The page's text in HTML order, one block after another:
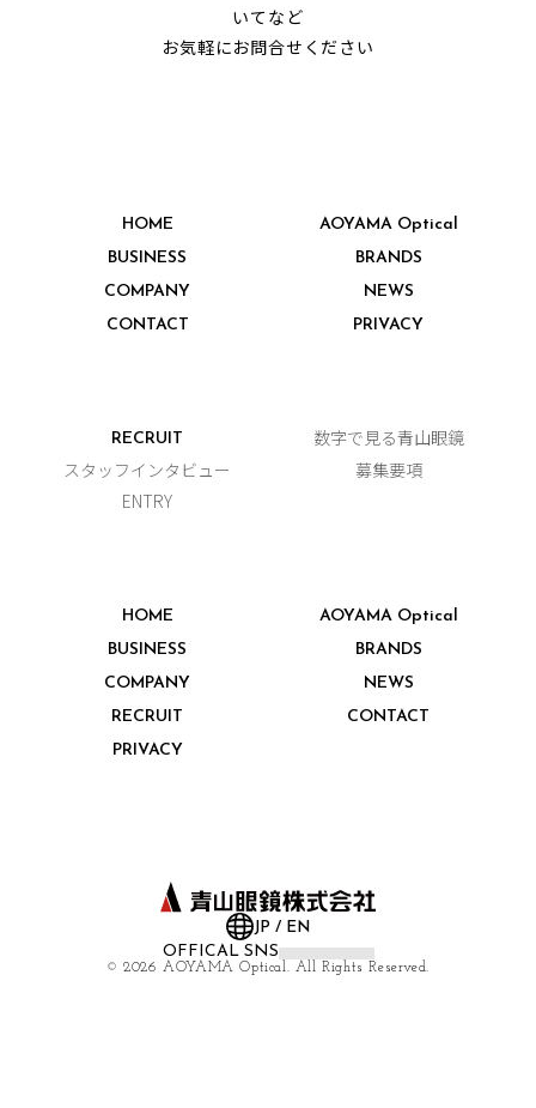
いてなど
お気軽にお問合せください
HOME
AOYAMA Optical
BUSINESS
BRANDS
COMPANY
NEWS
CONTACT
PRIVACY
RECRUIT
数字で見る青山眼鏡
スタッフインタビュー
募集要項
ENTRY
HOME
AOYAMA Optical
BUSINESS
BRANDS
COMPANY
NEWS
RECRUIT
CONTACT
PRIVACY
JP / EN
OFFICAL SNS
©2026 AOYAMA Optical. All Rights Reserved.